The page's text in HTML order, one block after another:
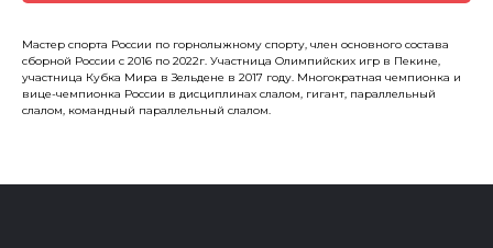
Мастер спорта России по горнолыжному спорту, член основного состава
сборной России с 2016 по 2022г. Участница Олимпийских игр в Пекине,
участница Кубка Мира в Зельдене в 2017 году. Многократная чемпионка и
вице-чемпионка России в дисциплинах слалом, гигант, параллельный
слалом, командный параллельный слалом.